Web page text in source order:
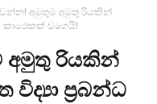
අමුතුම අමුතු රියකින්
කාරෙකක් වගෙයි!
අමුතු රියකින්
ප‍්‍රබන්ධ